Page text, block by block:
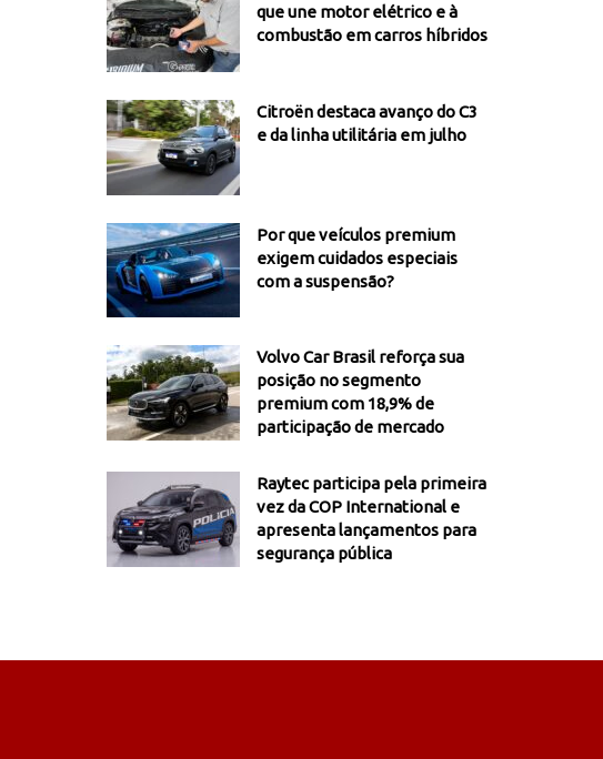
que une motor elétrico e à
combustão em carros híbridos
Citroën destaca avanço do C3
e da linha utilitária em julho
Por que veículos premium
exigem cuidados especiais
com a suspensão?
Volvo Car Brasil reforça sua
posição no segmento
premium com 18,9% de
participação de mercado
Raytec participa pela primeira
vez da COP International e
apresenta lançamentos para
segurança pública